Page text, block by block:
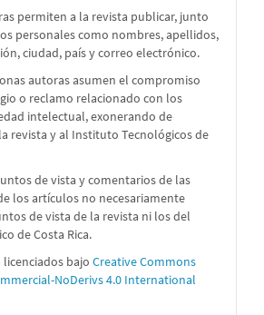
permiten a la revista publicar, junto
personales como nombres, apellidos,
ciudad, país y correo electrónico.
autoras asumen el compromiso
o reclamo relacionado con los
intelectual, exonerando de
revista y al Instituto Tecnológicos de
de vista y comentarios de las
los artículos no necesariamente
de vista de la revista ni los del
de Costa Rica.
bajo Creative Commons
NoDerivs 4.0 International